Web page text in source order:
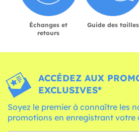
Échanges et
retours
Guide des tailles
ACCÉDEZ AUX
EXCLUSIVES*
Soyez le premier à connaître les
promotions en enregistrant votre